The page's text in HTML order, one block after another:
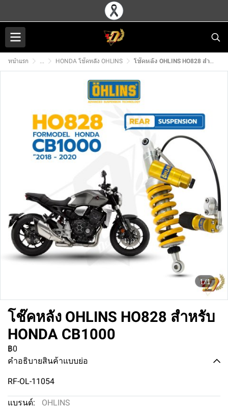
หน้าแรก ... HONDA โช๊คหลัง OHLINS โช๊คหลัง OHLINS HO828 สำหรับ HONDA CB1000
1/1
โช๊คหลัง OHLINS HO828 สำหรับ
HONDA CB1000
฿0
คำอธิบายสินค้าแบบย่อ
RF-OL-11054
แบรนด์:
OHLINS